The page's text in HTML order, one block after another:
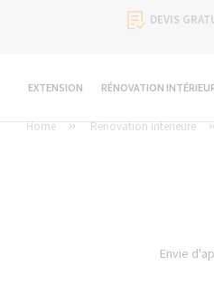
DEVIS
EXTENSION RÉNOVATION
Home Rénovation intérieure
Envie